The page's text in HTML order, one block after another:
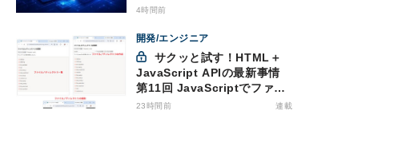
4時間前
開発/エンジニア
JavaScript APIの最新事情
第11回 JavaScriptでファイ
ル管理！Origin Private File
23時間前 連載